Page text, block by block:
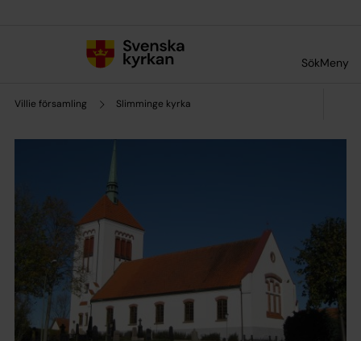
SökMeny
Villie församling Slimminge kyrka